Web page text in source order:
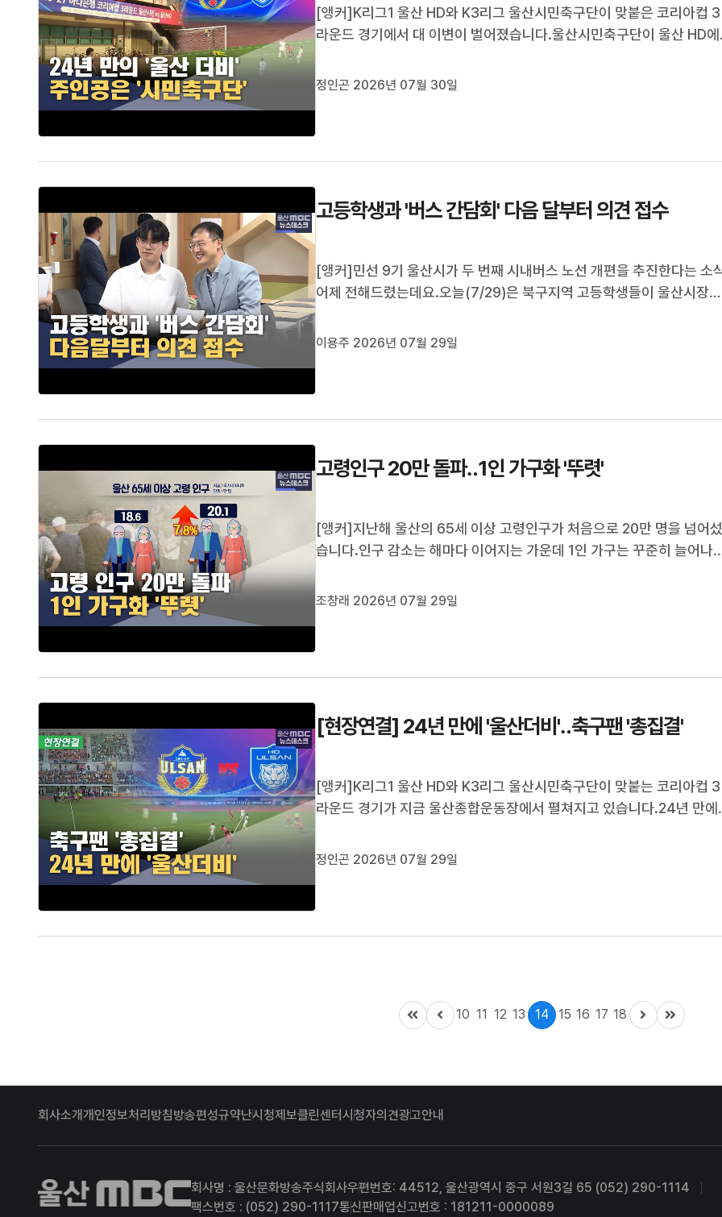
[앵커]K리그1 울산 HD와 K3리그 울산시민축구단이 맞붙은 코리아컵 3
라운드 경기에서 대 이변이 벌어졌습니다.울산시민축구단이 울산 HD에
리아컵 3라운드 K리그1 울산 HD와 K3리그 울산시민축구단의 경기가 열
정인곤 2026년 07월 30일
고등학생과 '버스 간담회' 다음 달부터 의견 접수
[앵커]민선 9기 울산시가 두 번째 시내버스 노선 개편을 추진한다는 소
어제 전해드렸는데요.오늘(7/29)은 북구지역 고등학생들이 울산시장을
접수를 시작으로 전 시민을 대상으로 노선 개편 의견을 듣습니다.이용주
이용주 2026년 07월 29일
고령인구 20만 돌파‥1인 가구화 '뚜렷'
[앵커]지난해 울산의 65세 이상 고령인구가 처음으로 20만 명을 넘어섰
습니다.인구 감소는 해마다 이어지는 가운데 1인 가구는 꾸준히 늘어나
습니다.[리포트]국가데이터처가 발표한 2025년 인구주택총조사 결과를
조창래 2026년 07월 29일
[현장연결] 24년 만에 '울산더비'‥축구팬 '총집결'
[앵커]K리그1 울산 HD와 K3리그 울산시민축구단이 맞붙는 코리아컵 3
라운드 경기가 지금 울산종합운동장에서 펼쳐지고 있습니다.24년 만에
장 연결해 보겠습니다.정인곤 기자, 경기는 어떻게 진행되고 있나요[기
정인곤 2026년 07월 29일
10 11 12 13 14 15 16 17 18
회사소개개인정보처리방침방송편성규약난시청제보클린센터시청자의견광고안내
울산MBC 회사명 : 울산문화방송주식회사우편번호: 44512, 울산광역시 중구 서원3길 65 (052) 290-1114
팩스번호 : (052) 290-1117통신판매업신고번호 : 181211-0000089